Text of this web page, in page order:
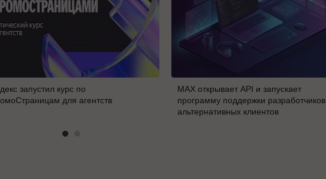
запустил курс по
для агентств
MAX открывает API и запускает
программу поддержки разработчиков
альтернативных клиентов